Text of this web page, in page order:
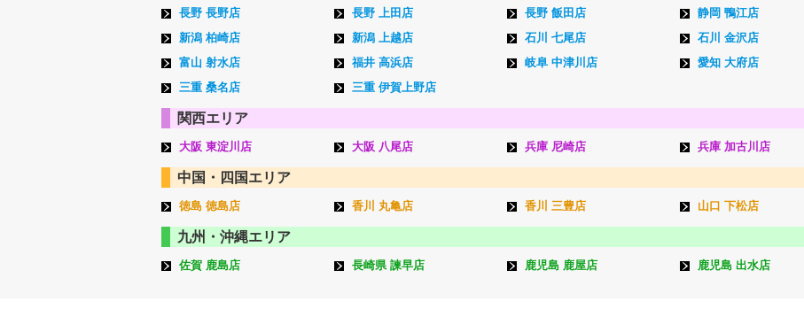
長野 長野店 長野 上田店 長野 飯田店 静岡 鴨江店
新潟 柏崎店
新潟 上越店 石川 七尾店 石川 金沢店
富山 射水店
福井 高浜店 岐阜 中津川店 愛知 大府店
三重 桑名店
三重 伊賀上野店
関西エリア
大阪 東淀川店 大阪 八尾店 兵庫 尼崎店 兵庫 加古川店
中国・四国エリア
徳島 徳島店 香川 丸亀店 香川 三豊店 山口 下松店
九州・沖縄エリア
佐賀 鹿島店 長崎県 諫早店 鹿児島 鹿屋店 鹿児島 出水店